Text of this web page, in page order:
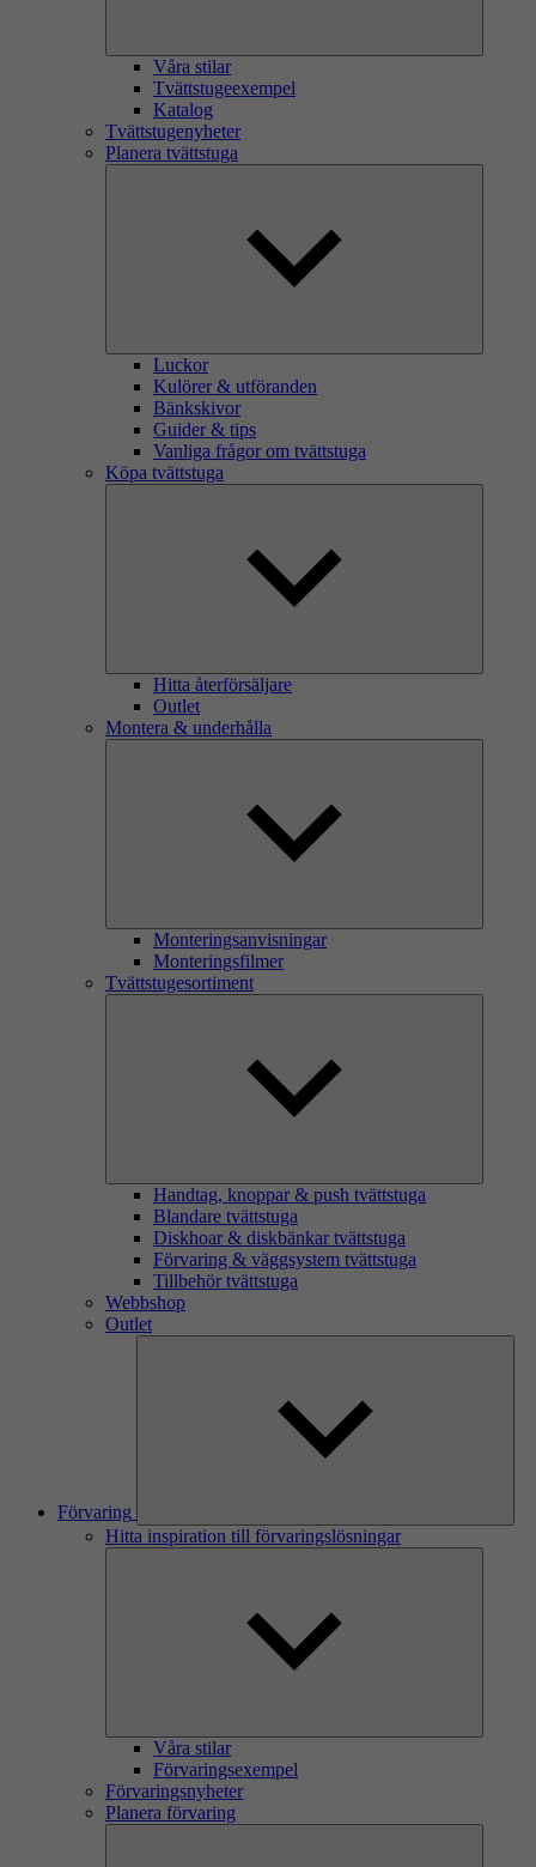
Våra stilar
Tvättstugeexempel
Katalog
Tvättstugenyheter
Planera tvättstuga
Luckor
Kulörer & utföranden
Bänkskivor
Guider & tips
Vanliga frågor om tvättstuga
Köpa tvättstuga
Hitta återförsäljare
Outlet
Montera & underhålla
Monteringsanvisningar
Monteringsfilmer
Tvättstugesortiment
Handtag, knoppar & push tvättstuga
Blandare tvättstuga
Diskhoar & diskbänkar tvättstuga
Förvaring & väggsystem tvättstuga
Tillbehör tvättstuga
Webbshop
Outlet
Förvaring
Hitta inspiration till förvaringslösningar
Våra stilar
Förvaringsexempel
Förvaringsnyheter
Planera förvaring